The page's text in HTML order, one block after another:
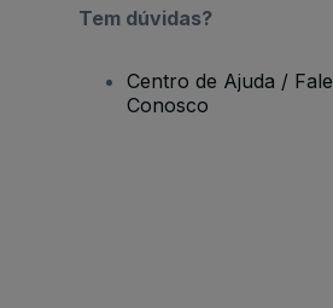
Tem dúvidas?
Centro de Ajuda / Fale
Conosco